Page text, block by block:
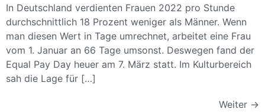
In Deutschland verdienten Frauen 2022 pro Stunde
durchschnittlich 18 Prozent weniger als Männer. Wenn
man diesen Wert in Tage umrechnet, arbeitet eine Frau
vom 1. Januar an 66 Tage umsonst. Deswegen fand der
Equal Pay Day heuer am 7. März statt. Im Kulturbereich
sah die Lage für […]
Weiter →